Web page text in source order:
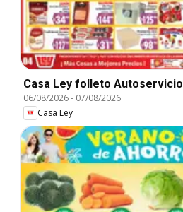
Casa Ley folleto Autoservicio
06/08/2026- 07/08/2026
Casa Ley